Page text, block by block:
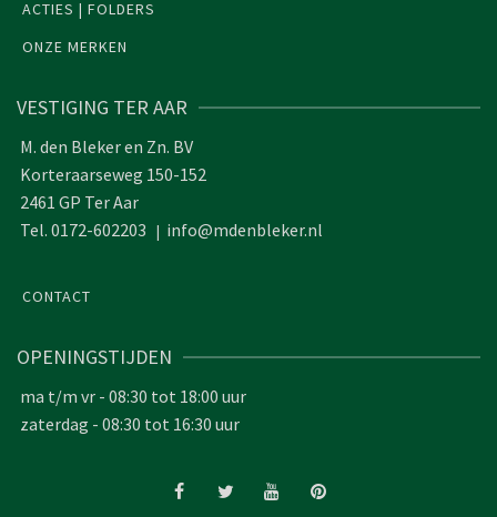
ACTIES | FOLDERS
ONZE MERKEN
VESTIGING TER AAR
M. den Bleker en Zn. BV
Korteraarseweg 150-152
2461 GP Ter Aar
Tel. 0172-602203 | info@mdenbleker.nl
CONTACT
OPENINGSTIJDEN
ma t/m vr - 08:30 tot 18:00 uur
zaterdag - 08:30 tot 16:30 uur